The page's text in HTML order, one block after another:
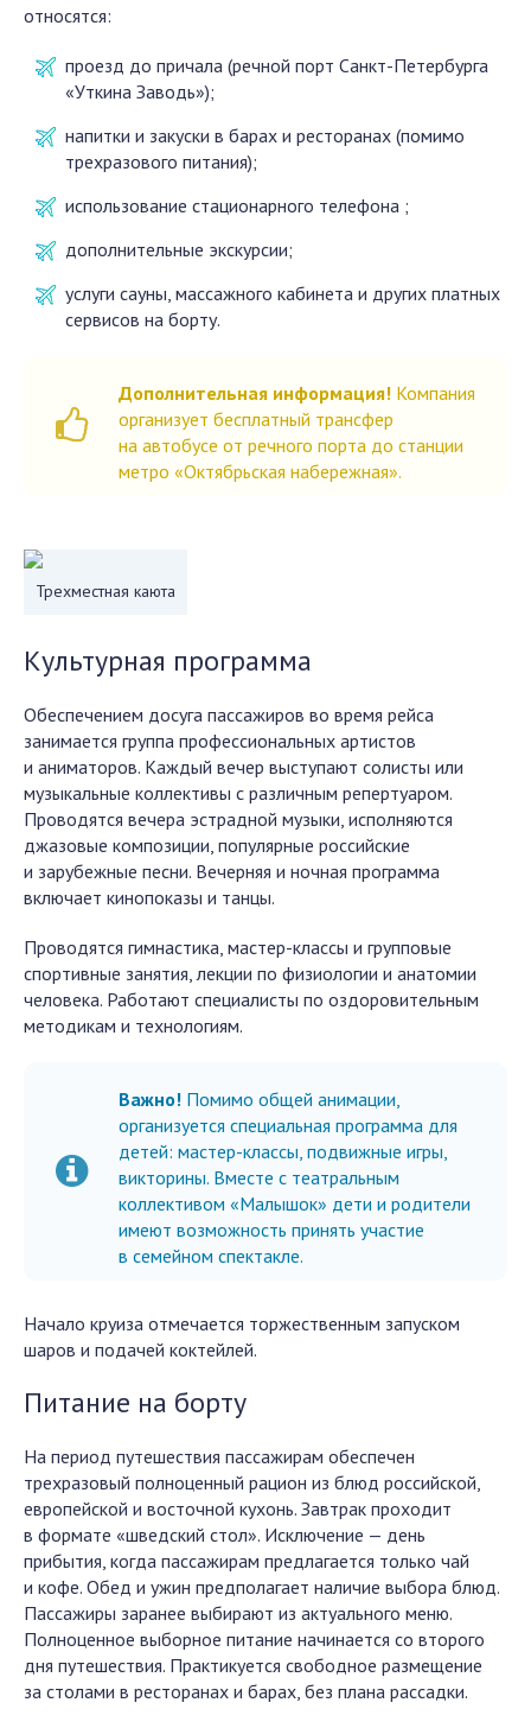
относятся:
проезд до причала (речной порт Санкт-Петербурга
«Уткина Заводь»);
напитки и закуски в барах и ресторанах (помимо
трехразового питания);
использование стационарного телефона ;
дополнительные экскурсии;
услуги сауны, массажного кабинета и других платных
сервисов на борту.
Дополнительная информация! Компания
организует бесплатный трансфер
на автобусе от речного порта до станции
метро «Октябрьская набережная».
Трехместная каюта
Культурная программа
Обеспечением досуга пассажиров во время рейса
занимается группа профессиональных артистов
и аниматоров. Каждый вечер выступают солисты или
музыкальные коллективы с различным репертуаром.
Проводятся вечера эстрадной музыки, исполняются
джазовые композиции, популярные российские
и зарубежные песни. Вечерняя и ночная программа
включает кинопоказы и танцы.
Проводятся гимнастика, мастер-классы и групповые
спортивные занятия, лекции по физиологии и анатомии
человека. Работают специалисты по оздоровительным
методикам и технологиям.
Важно! Помимо общей анимации,
организуется специальная программа для
детей: мастер-классы, подвижные игры,
викторины. Вместе с театральным
коллективом «Малышок» дети и родители
имеют возможность принять участие
в семейном спектакле.
Начало круиза отмечается торжественным запуском
шаров и подачей коктейлей.
Питание на борту
На период путешествия пассажирам обеспечен
трехразовый полноценный рацион из блюд российской,
европейской и восточной кухонь. Завтрак проходит
в формате «шведский стол». Исключение — день
прибытия, когда пассажирам предлагается только чай
и кофе. Обед и ужин предполагает наличие выбора блюд.
Пассажиры заранее выбирают из актуального меню.
Полноценное выборное питание начинается со второго
дня путешествия. Практикуется свободное размещение
за столами в ресторанах и барах, без плана рассадки.